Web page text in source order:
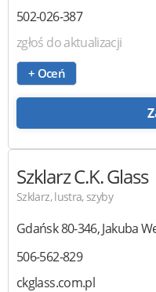
502-026-387
zgłoś do aktualizacji
+ Oceń
SzklarzC.K. Glass
Szklarz, lustra, szyby
Gdańsk80-346,Jakuba
506-562-829
ckglass.com.pl